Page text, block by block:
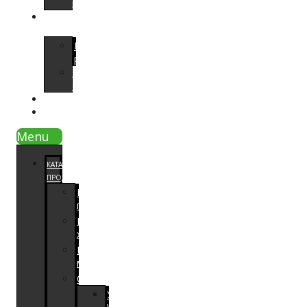
проката
Примеры
работ
отзывы
Menu
КАТАЛОГ
ПРОДУКЦИИ
Напольные
покрытия
Паркетная
химия
Расходный
материал
Оборудование
Увлажнители